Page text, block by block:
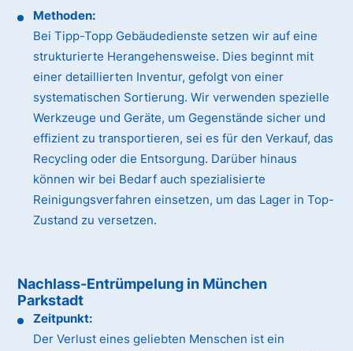
Methoden:
Bei Tipp-Topp Gebäudedienste setzen wir auf eine
strukturierte Herangehensweise. Dies beginnt mit
einer detaillierten Inventur, gefolgt von einer
systematischen Sortierung. Wir verwenden spezielle
Werkzeuge und Geräte, um Gegenstände sicher und
effizient zu transportieren, sei es für den Verkauf, das
Recycling oder die Entsorgung. Darüber hinaus
können wir bei Bedarf auch spezialisierte
Reinigungsverfahren einsetzen, um das Lager in Top-
Zustand zu versetzen.
Nachlass-Entrümpelung in München
Parkstadt
Zeitpunkt:
Der Verlust eines geliebten Menschen ist ein